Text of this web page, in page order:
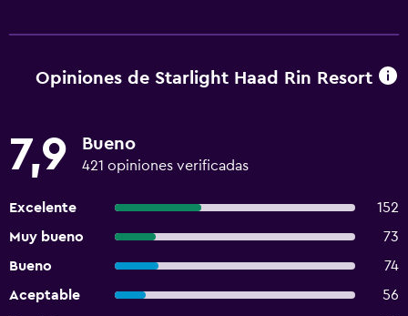
Opiniones de Starlight Haad Rin Resort
7,9 Bueno
421 opiniones verificadas
Excelente
152
Muy bueno
73
Bueno
74
Aceptable
56